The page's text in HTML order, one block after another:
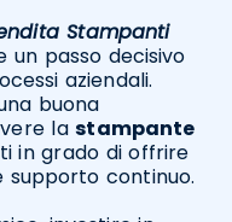
Stampanti
un passo decisivo
aziendali.
buona
lastampante
in grado di offrire
supporto continuo.